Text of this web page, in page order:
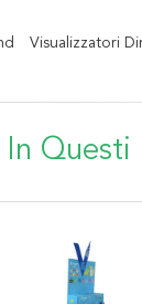
Visualizzatori
In Questi